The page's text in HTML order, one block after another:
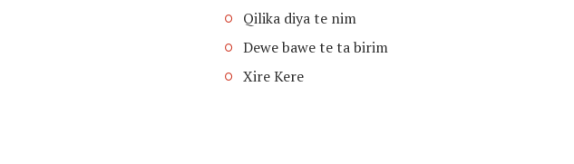
Qilika diya te nim
Dewe bawe te ta birim
Xire Kere